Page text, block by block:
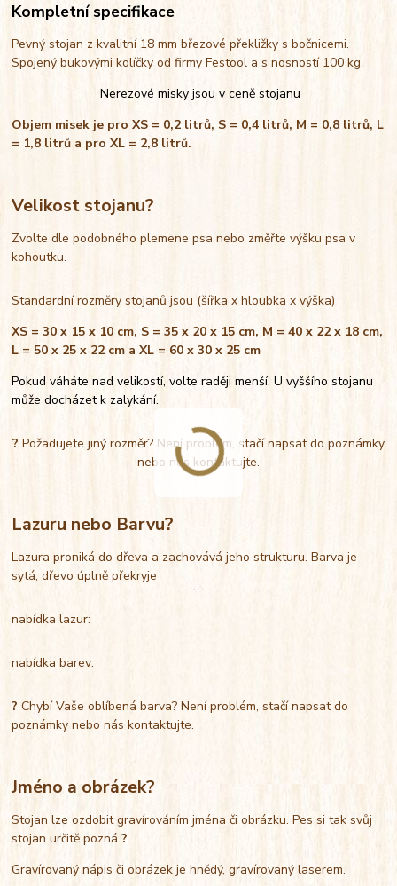
Kompletní specifikace
Pevný stojan z kvalitní 18 mm březové překližky s bočnicemi.
Spojený bukovými kolíčky od firmy Festool a s nosností 100 kg.
Nerezové misky jsou v ceně stojanu
Objem misek je pro XS = 0,2 litrů, S = 0,4 litrů, M = 0,8 litrů, L
= 1,8 litrů a pro XL = 2,8 litrů.
Velikost stojanu?
Zvolte dle podobného plemene psa nebo změřte výšku psa v
kohoutku.
Standardní rozměry stojanů jsou (šířka x hloubka x výška)
XS = 30 x 15 x 10 cm, S = 35 x 20 x 15 cm, M = 40 x 22 x 18 cm,
L = 50 x 25 x 22 cm a XL = 60 x 30 x 25 cm
Pokud váháte nad velikostí, volte raději menší. U vyššího stojanu
může docházet k zalykání.
? Požadujete jiný rozměr? Není problém, stačí napsat do poznámky
nebo nás kontaktujte.
Lazuru nebo Barvu?
Lazura proniká do dřeva a zachovává jeho strukturu. Barva je
sytá, dřevo úplně překryje
nabídka lazur:
nabídka barev:
?Chybí Vaše oblíbená barva? Není problém, stačí napsat do
poznámky nebo nás kontaktujte.
Jméno a obrázek?
Stojan lze ozdobit gravírováním jména či obrázku. Pes si tak svůj
stojan určitě pozná?
Gravírovaný nápis či obrázek je hnědý, gravírovaný laserem.